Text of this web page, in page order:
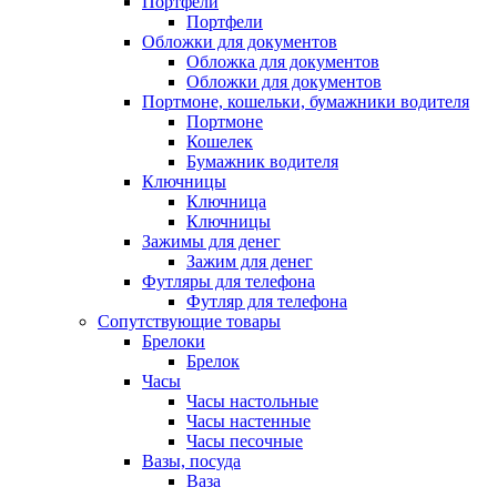
Портфели
Обложки для документов
Обложка для документов
Обложки для документов
Портмоне, кошельки, бумажники водителя
Портмоне
Кошелек
Бумажник водителя
Ключницы
Ключница
Ключницы
Зажимы для денег
Зажим для денег
Футляры для телефона
Футляр для телефона
Сопутствующие товары
Брелоки
Брелок
Часы
Часы настольные
Часы настенные
Часы песочные
Вазы, посуда
Ваза